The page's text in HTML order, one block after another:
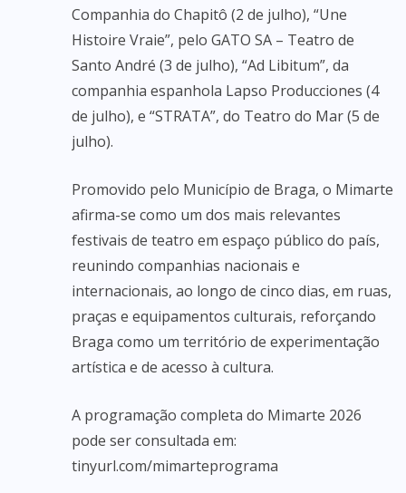
Companhia do Chapitô (2 de julho), “Une
Histoire Vraie”, pelo GATO SA – Teatro de
Santo André (3 de julho), “Ad Libitum”, da
companhia espanhola Lapso Producciones (4
de julho), e “STRATA”, do Teatro do Mar (5 de
julho).
Promovido pelo Município de Braga, o Mimarte
afirma-se como um dos mais relevantes
festivais de teatro em espaço público do país,
reunindo companhias nacionais e
internacionais, ao longo de cinco dias, em ruas,
praças e equipamentos culturais, reforçando
Braga como um território de experimentação
artística e de acesso à cultura.
A programação completa do Mimarte 2026
pode ser consultada em:
tinyurl.com/mimarteprograma